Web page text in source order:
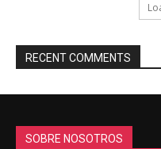
RECENT COMMENTS
SOBRE NOSOTROS